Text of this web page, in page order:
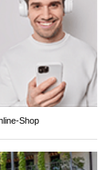
Shop